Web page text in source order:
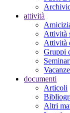
attività
Attività
Attività
Gruppi
documenti
Articoli
Altri